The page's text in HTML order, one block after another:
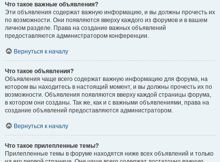
Что такое важные объявления?
Эти объявления содержат важную информацию, и вы должны прочесть их
по возможности. Они появляются вверху каждого из форумов и в вашем
личном разделе. Права на создание важных объявлений
предоставляются администратором конференции.
Вернуться к началу
Что такое объявления?
Объявления чаще всего содержат важную информацию для форума, на
котором вы находитесь в настоящий момент, и вы должны прочесть их по
возможности. Объявления появляются вверху каждой страницы форума,
в котором они созданы. Так же, как и с важными объявлениями, права на
создание объявлений предоставляются администратором.
Вернуться к началу
Что такое прилепленные темы?
Прилепленные темы в форуме находятся ниже всех объявлений и только